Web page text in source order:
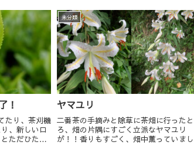
製茶を繰り
んだ芽を聖茶体験で釜炒り茶に仕上げ
飲までしていただくという企画を行い
た。 参加さ...
！
たり、茶刈機
、新しいロ
ただひたす
未分類
ヤマユリ
二番茶の手摘みと除草に茶畑に行った
ろ、畑の片隅にすごく立派なヤマユリ
が！！香りもすごく、畑中薫っていまし